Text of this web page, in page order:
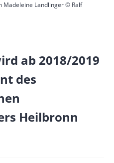
Madeleine Landlinger © Ralf
ab 2018/2019
des
Heilbronn